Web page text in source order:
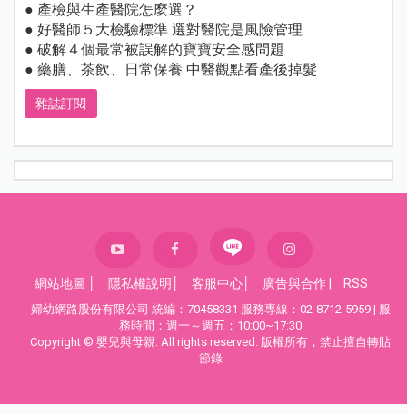
● 產檢與生產醫院怎麼選？
● 好醫師５大檢驗標準 選對醫院是風險管理
● 破解４個最常被誤解的寶寶安全感問題
● 藥膳、茶飲、日常保養 中醫觀點看產後掉髮
雜誌訂閱
網站地圖 隱私權說明 客服中心 廣告與合作 RSS
婦幼網路股份有限公司 統編：70458331 服務專線：02-8712-5959 | 服
務時間：週一～週五：10:00~17:30
Copyright © 嬰兒與母親. All rights reserved. 版權所有，禁止擅自轉貼
節錄